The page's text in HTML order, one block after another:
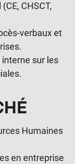
CHSCT,
verbaux et
sur les
Humaines
en entreprise